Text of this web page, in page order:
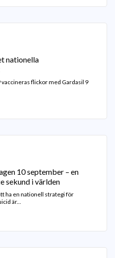
nationella
flickor med Gardasil 9
10 september – en
sekund i världen
ha en nationell strategi för
är...